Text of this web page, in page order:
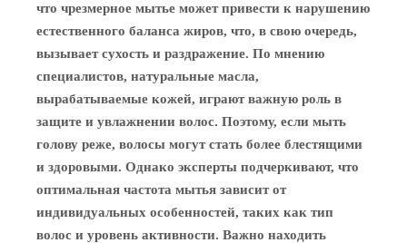
что чрезмерное мытье может привести к нарушению
естественного баланса жиров, что, в свою очередь,
вызывает сухость и раздражение. По мнению
специалистов, натуральные масла,
вырабатываемые кожей, играют важную роль в
защите и увлажнении волос. Поэтому, если мыть
голову реже, волосы могут стать более блестящими
и здоровыми. Однако эксперты подчеркивают, что
оптимальная частота мытья зависит от
индивидуальных особенностей, таких как тип
волос и уровень активности. Важно находить